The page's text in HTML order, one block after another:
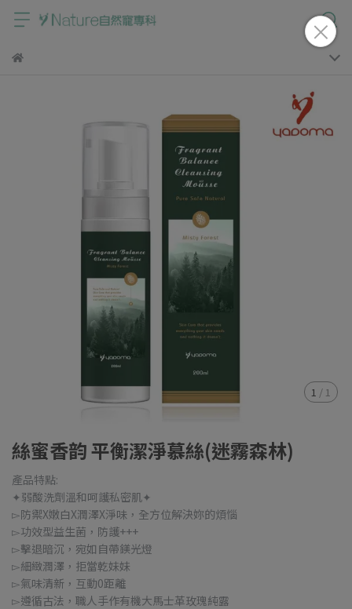
1 / 1
絲蜜香韵 平衡潔淨慕絲(迷霧森林)
產品特點:
✦弱酸洗劑溫和呵護私密肌✦
▻防禦X嫩白X潤澤X淨味，全方位解決妳的煩惱
▻功效型益生菌，防護+++
▻擊退暗沉，宛如自帶鎂光燈
▻細緻潤澤，拒當乾妹妹
▻氣味清新，互動0距離
▻遵循古法，職人手作有機大馬士革玫瑰純露